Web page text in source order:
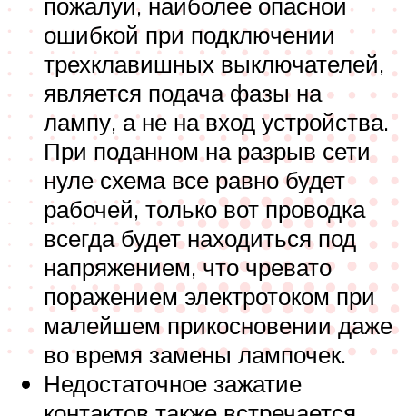
ошибкой при подключении
трехклавишных выключателей,
является подача фазы на
лампу, а не на вход устройства.
При поданном на разрыв сети
нуле схема все равно будет
рабочей, только вот проводка
всегда будет находиться под
напряжением, что чревато
поражением электротоком при
малейшем прикосновении даже
во время замены лампочек.
Недостаточное зажатие